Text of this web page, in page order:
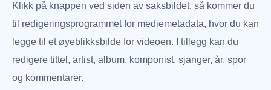
Klikk på knappen ved siden av saksbildet, så kommer du
til redigeringsprogrammet for mediemetadata, hvor du kan
legge til et øyeblikksbilde for videoen. I tillegg kan du
redigere tittel, artist, album, komponist, sjanger, år, spor
og kommentarer.